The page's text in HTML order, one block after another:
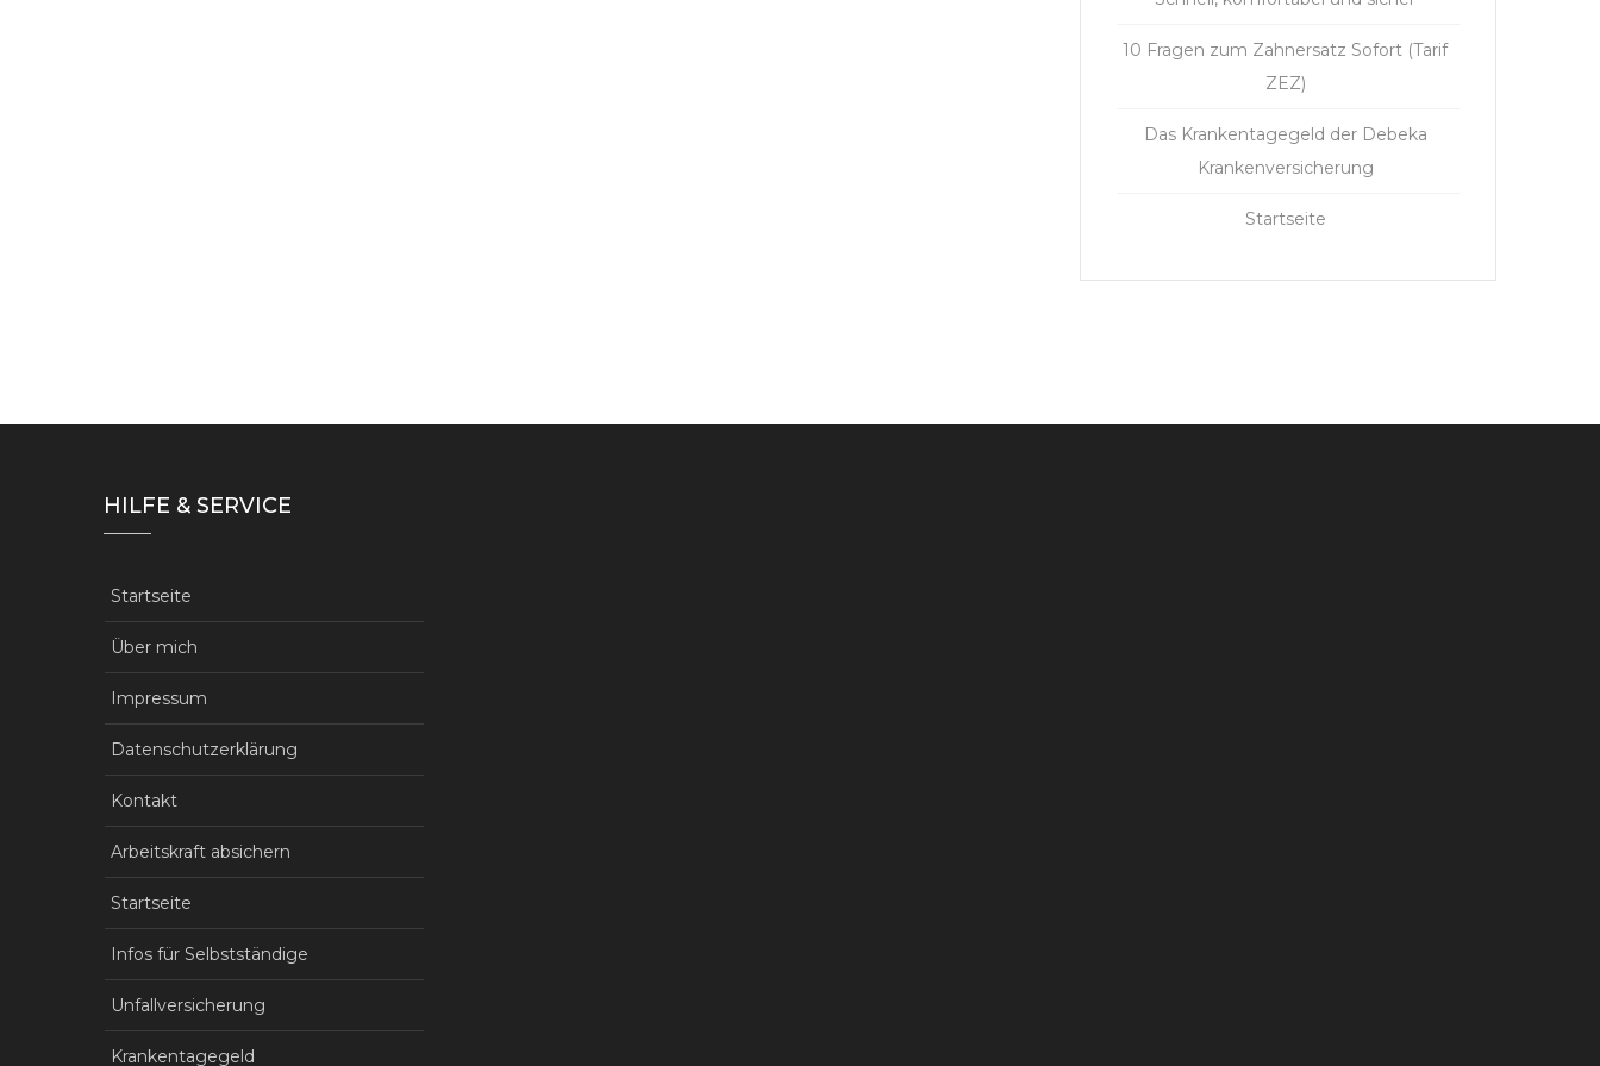
10 Fragen zum Zahnersatz Sofort (Tarif
ZEZ)
Das Krankentagegeld der Debeka
Krankenversicherung
Startseite
HILFE & SERVICE
Startseite
Über mich
Impressum
Datenschutzerklärung
Kontakt
Arbeitskraft absichern
Startseite
Infos für Selbstständige
Unfallversicherung
Krankentagegeld